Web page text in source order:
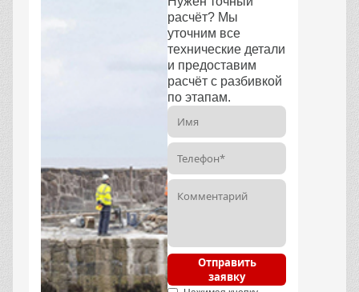
расчёт? Мы
уточним все
технические детали
и предоставим
расчёт с разбивкой
по этапам.
Отправить
заявку